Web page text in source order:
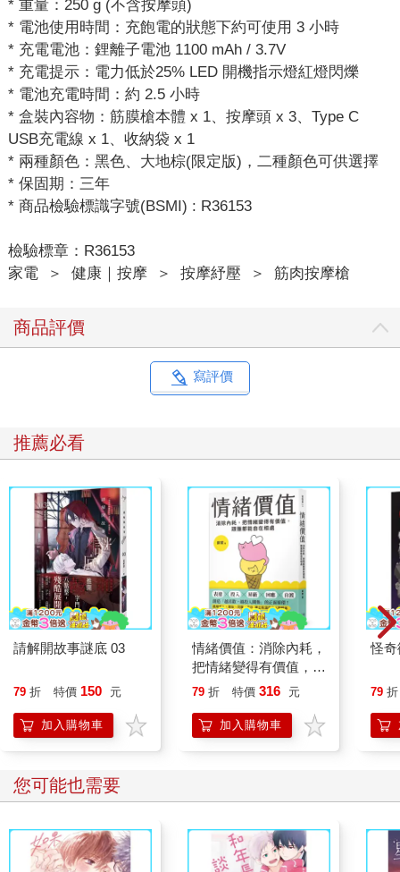
* 重量：250 g (不含按摩頭)
* 電池使用時間：充飽電的狀態下約可使用 3 小時
* 充電電池：鋰離子電池 1100 mAh / 3.7V
* 充電提示：電力低於25% LED 開機指示燈紅燈閃爍
* 電池充電時間：約 2.5 小時
* 盒裝內容物：筋膜槍本體 x 1、按摩頭 x 3、Type C
USB充電線 x 1、收納袋 x 1
* 兩種顏色：黑色、大地棕(限定版)，二種顏色可供選擇
* 保固期：三年
* 商品檢驗標識字號(BSMI) : R36153
檢驗標章：R36153
家電
＞ 健康｜按摩 ＞ 按摩紓壓 ＞ 筋肉按摩槍
商品評價
寫評價
推薦必看
請解開故事謎底 03
79 折 特價 150 元
加入購物車
情緒價值：消除內耗，
把情緒變得有價值，跟
誰都能自在相處
79 折 特價 316 元
加入購物車
怪
79 折
您可能也需要